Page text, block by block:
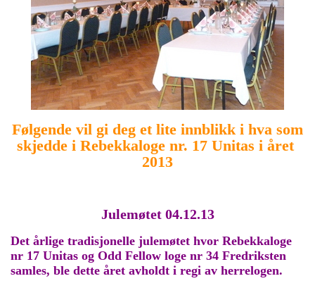
Følgende vil gi deg et lite innblikk i hva som
skjedde i Rebekkaloge nr. 17 Unitas i året
2013
Julemøtet 04.12.13
Det årlige tradisjonelle julemøtet hvor Rebekkaloge
nr 17 Unitas og Odd Fellow loge nr 34 Fredriksten
samles, ble dette året avholdt i regi av herrelogen.